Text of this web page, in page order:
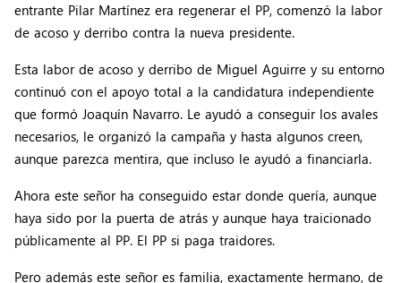
entrante Pilar Martínez era regenerar el PP, comenzó la labor
de acoso y derribo contra la nueva presidente.
Esta labor de acoso y derribo de Miguel Aguirre y su entorno
continuó con el apoyo total a la candidatura independiente
que formó Joaquín Navarro. Le ayudó a conseguir los avales
necesarios, le organizó la campaña y hasta algunos creen,
aunque parezca mentira, que incluso le ayudó a financiarla.
Ahora este señor ha conseguido estar donde quería, aunque
haya sido por la puerta de atrás y aunque haya traicionado
públicamente al PP. El PP si paga traidores.
Pero además este señor es familia, exactamente hermano, de